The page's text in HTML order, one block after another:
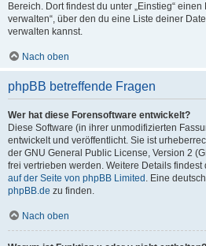
Bereich. Dort findest du unter „Einstieg“
verwalten“, über den du eine Liste deiner
verwalten kannst.
Nach oben
phpBB betreffende Fragen
Wer hat diese Forensoftware entwickelt?
Diese Software (in ihrer unmodifizierten
entwickelt und veröffentlicht. Sie ist
der GNU General Public License, Version 2
frei vertrieben werden. Weitere Details findest
auf der Seite von phpBB Limited . Eine
phpBB.de zu finden.
Nach oben